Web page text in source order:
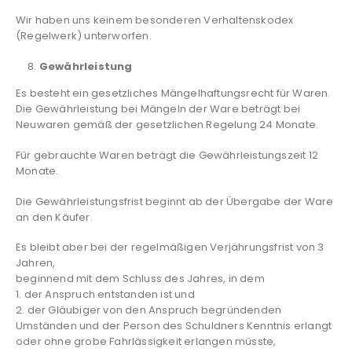
Wir haben uns keinem besonderen Verhaltenskodex
(Regelwerk) unterworfen.
Gewährleistung
Es besteht ein gesetzliches Mängelhaftungsrecht für Waren.
Die Gewährleistung bei Mängeln der Ware beträgt bei
Neuwaren gemäß der gesetzlichen Regelung 24 Monate.
Für gebrauchte Waren beträgt die Gewährleistungszeit 12
Monate.
Die Gewährleistungsfrist beginnt ab der Übergabe der Ware
an den Käufer.
Es bleibt aber bei der regelmäßigen Verjährungsfrist von 3
Jahren,
beginnend mit dem Schluss des Jahres, in dem
1. der Anspruch entstanden ist und
2. der Gläubiger von den Anspruch begründenden
Umständen und der Person des Schuldners Kenntnis erlangt
oder ohne grobe Fahrlässigkeit erlangen müsste,